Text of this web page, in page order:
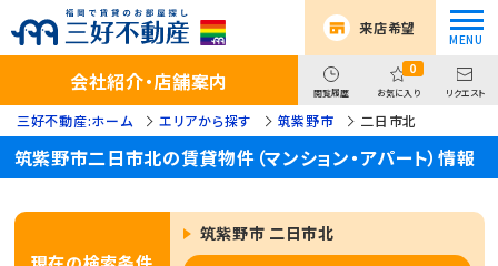
来店希望
会社紹介・店舗案内 閲覧履歴
0
お気に入り リクエスト
三好不動産:ホーム エリアから探す 筑紫野市 二日市北
筑紫野市二日市北の賃貸物件（マンション・アパート）情報
筑紫野市 二日市北